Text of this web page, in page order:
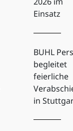
Einsatz
BUHL
begleitet
feierliche
in